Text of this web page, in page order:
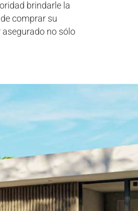
brindarle la
comprar su
no sólo